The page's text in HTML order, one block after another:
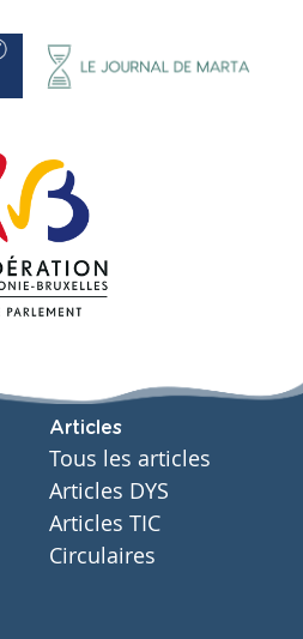
Articles
Tous les articles
Articles DYS
Articles TIC
Circulaires